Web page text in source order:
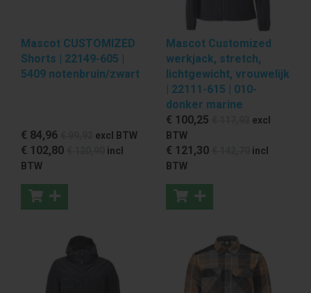
Mascot CUSTOMIZED
Shorts | 22149-605 |
5409 notenbruin/zwart
€ 84,96 excl BTW
€ 102,80
incl
BTW
Mascot Customized
werkjack, stretch,
lichtgewicht, vrouwelijk
| 22111-615 | 010-
donker marine
€ 100,25
excl
BTW
€ 121 ,30
incl
BTW